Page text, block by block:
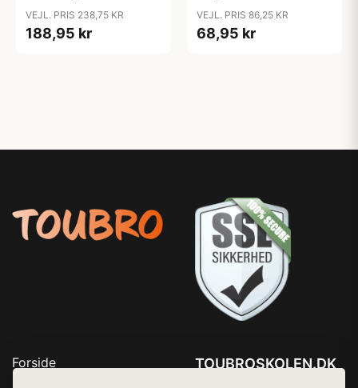
VEJL. PRIS 238,75 KR
188,95 kr
VEJL. PRIS 86,25 KR
68,95 kr
Forside
TOUBROSKOLEN.DK